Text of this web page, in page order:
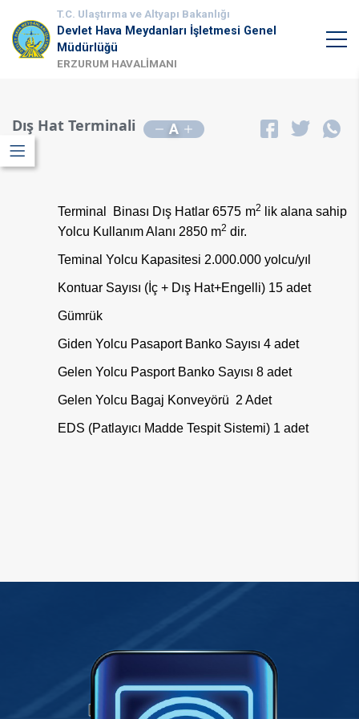
T.C. Ulaştırma ve Altyapı Bakanlığı
Devlet Hava Meydanları İşletmesi Genel
Müdürlüğü
ERZURUM HAVALİMANI
Dış Hat Terminali A
​Terminal Binası Dış Hatlar 6575 m2
lik alana sahip
Yolcu Kullanım Alanı 2850 m2 dir.
Teminal Yolcu Kapasitesi 2.000.000 yolcu/yıl
Kontuar Sayısı (İç + Dış Hat+Engelli) 15 adet
Gümrük
Giden Yolcu Pasaport Banko Sayısı 4 adet
Gelen Yolcu Pasport Banko Sayısı 8 adet
Gelen Yolcu Bagaj Konveyörü 2 Adet
EDS (Patlayıcı Madde Tespit Sistemi) 1 adet